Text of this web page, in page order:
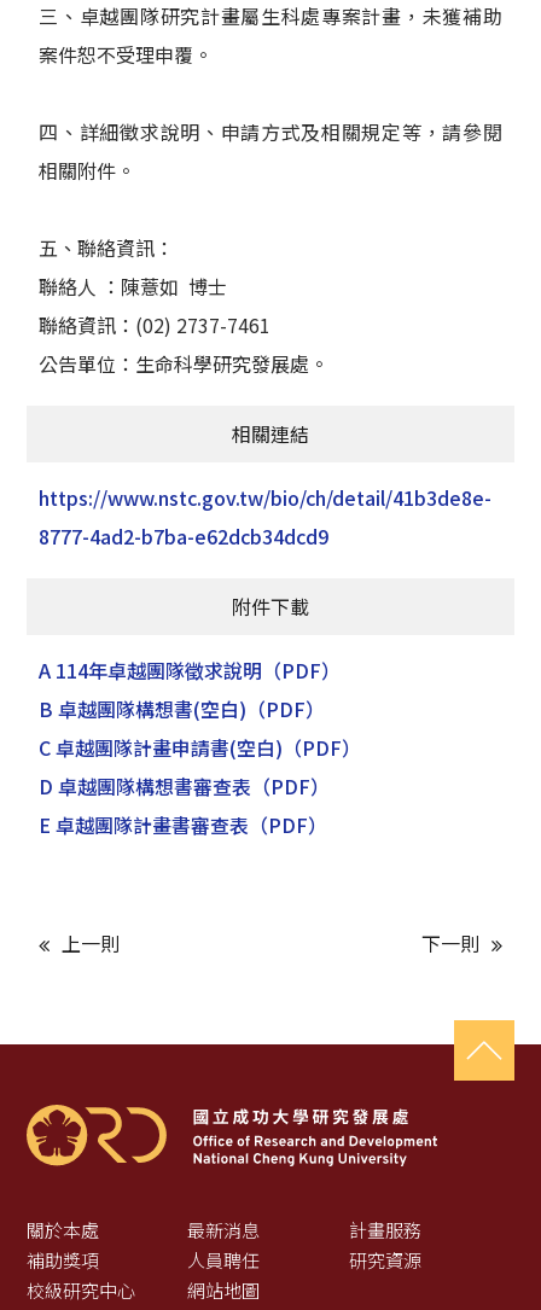
三、卓越團隊研究計畫屬生科處專案計畫，未獲補助
案件恕不受理申覆。
四、詳細徵求說明、申請方式及相關規定等，請參閱
相關附件。
五、聯絡資訊：
聯絡人 ：陳薏如 博士
聯絡資訊：(02) 2737-7461
公告單位：生命科學研究發展處。
相關連結
https://www.nstc.gov.tw/bio/ch/detail/41b3de8e-
8777-4ad2-b7ba-e62dcb34dcd9
附件下載
A 114年卓越團隊徵求說明 （PDF）
B 卓越團隊構想書(空白) （PDF）
C 卓越團隊計畫申請書(空白) （PDF）
D 卓越團隊構想書審查表 （PDF）
E 卓越團隊計畫書審查表 （PDF）
上一則 下一則
關於本處 最新消息
計畫服務
補助獎項
人員聘任
研究資源
校級研究中心
網站地圖